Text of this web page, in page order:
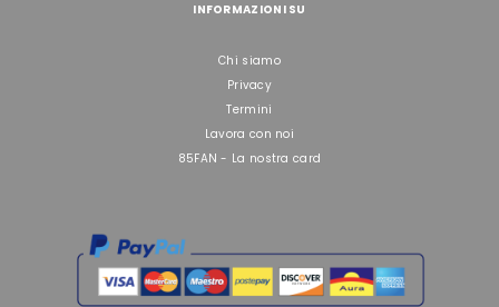
INFORMAZIONI SU
Chi siamo
Privacy
Termini
Lavora con noi
85FAN - La nostra card